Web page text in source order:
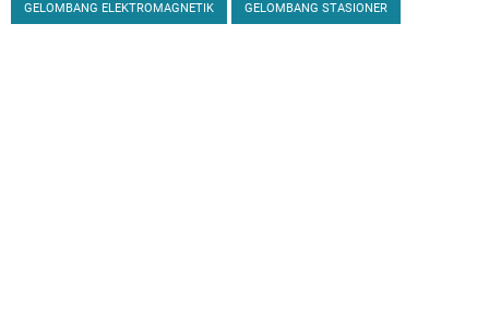
GELOMBANG ELEKTROMAGNETIK GELOMBANG STASIONER